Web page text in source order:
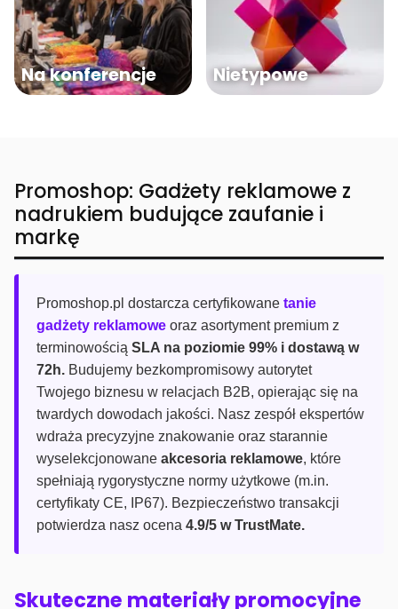
Na konferencje Nietypowe
Promoshop: Gadżety reklamowe z
nadrukiem budujące zaufanie i
markę
Promoshop.pl dostarcza certyfikowane tanie
gadżety reklamowe oraz asortyment premium z
terminowością SLA na poziomie 99% i dostawą w
72h. Budujemy bezkompromisowy autorytet
Twojego biznesu w relacjach B2B, opierając się na
twardych dowodach jakości. Nasz zespół ekspertów
wdraża precyzyjne znakowanie oraz starannie
wyselekcjonowane akcesoria reklamowe, które
spełniają rygorystyczne normy użytkowe (m.in.
certyfikaty CE, IP67). Bezpieczeństwo transakcji
potwierdza nasz ocena 4.9/5 w TrustMate.
Skuteczne materiały promocyjne